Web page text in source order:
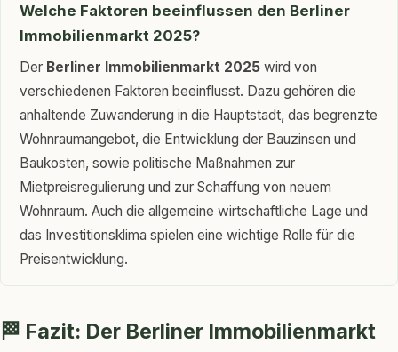
Welche Faktoren beeinflussen den Berliner
Immobilienmarkt 2025?
Der Berliner Immobilienmarkt 2025wird von
verschiedenen Faktoren beeinflusst. Dazu gehören die
anhaltende Zuwanderung in die Hauptstadt, das begrenzte
Wohnraumangebot, die Entwicklung der Bauzinsen und
Baukosten, sowie politische Maßnahmen zur
Mietpreisregulierung und zur Schaffung von neuem
Wohnraum. Auch die allgemeine wirtschaftliche Lage und
das Investitionsklima spielen eine wichtige Rolle für die
Preisentwicklung.
🏁 Fazit: Der Berliner Immobilienmarkt